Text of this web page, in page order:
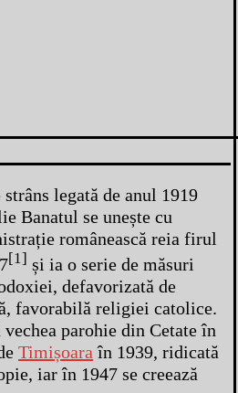
legată de anul 1919
Banatul se unește cu
românească reia firul
[1] și ia o serie de măsuri
defavorizată de
favorabilă religiei catolice.
parohie din Cetate în
Timișoara în 1939, ridicată
iar în 1947 se creează